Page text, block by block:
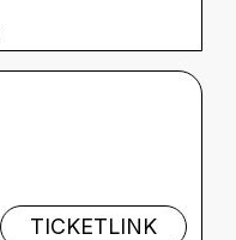
TICKETLINK